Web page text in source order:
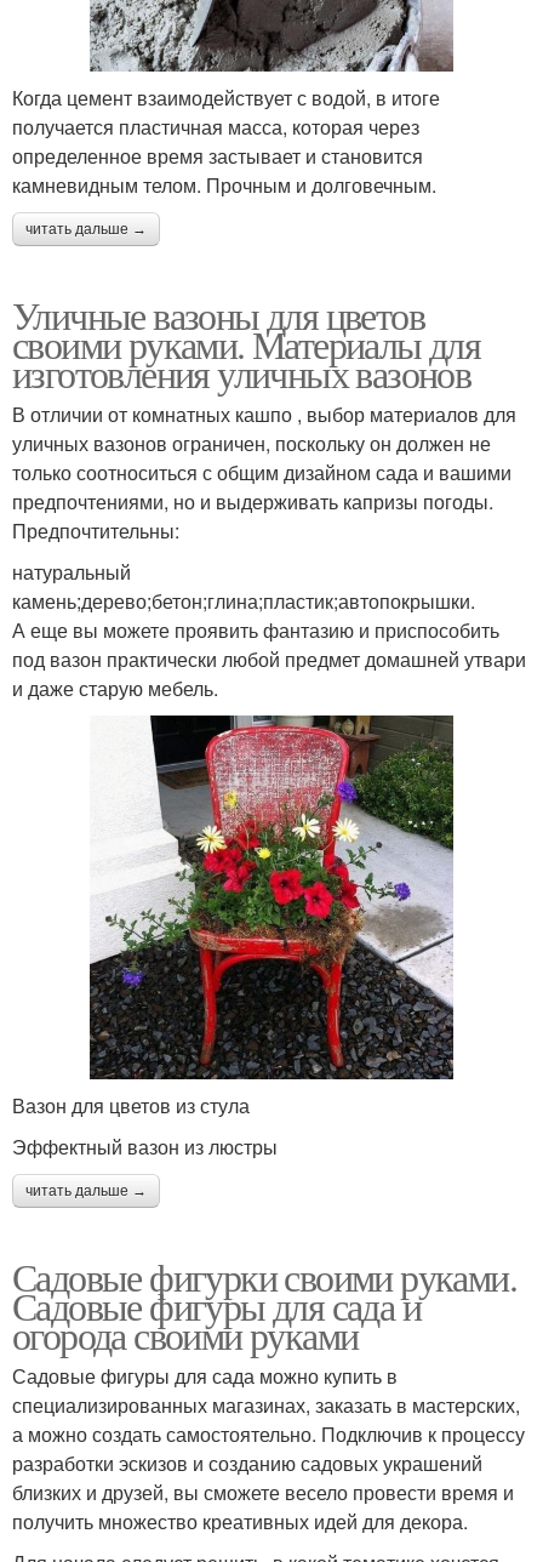
Когда цемент взаимодействует с водой, в итоге
получается пластичная масса, которая через
определенное время застывает и становится
камневидным телом. Прочным и долговечным.
читать дальше →
Уличные вазоны для цветов
своими руками. Материалы для
изготовления уличных вазонов
В отличии от комнатных кашпо , выбор материалов для
уличных вазонов ограничен, поскольку он должен не
только соотноситься с общим дизайном сада и вашими
предпочтениями, но и выдерживать капризы погоды.
Предпочтительны:
натуральный
камень;дерево;бетон;глина;пластик;автопокрышки.
А еще вы можете проявить фантазию и приспособить
под вазон практически любой предмет домашней утвари
и даже старую мебель.
Вазон для цветов из стула
Эффектный вазон из люстры
читать дальше →
Садовые фигурки своими руками.
Садовые фигуры для сада и
огорода своими руками
Садовые фигуры для сада можно купить в
специализированных магазинах, заказать в мастерских,
а можно создать самостоятельно. Подключив к процессу
разработки эскизов и созданию садовых украшений
близких и друзей, вы сможете весело провести время и
получить множество креативных идей для декора.